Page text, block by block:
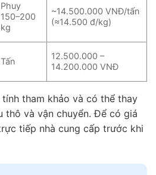
Phuy
150–200
kg
~14.500.000 VNĐ/tấn
(≈14.500 đ/kg)
Tấn
12.500.000 –
14.200.000 VNĐ
tham khảo và có thể thay
thô và vận chuyển. Để có giá
tiếp nhà cung cấp trước khi